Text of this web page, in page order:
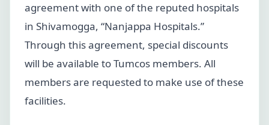
agreement with one of the reputed hospitals
in Shivamogga, “Nanjappa Hospitals.”
Through this agreement, special discounts
will be available to Tumcos members. All
members are requested to make use of these
facilities.